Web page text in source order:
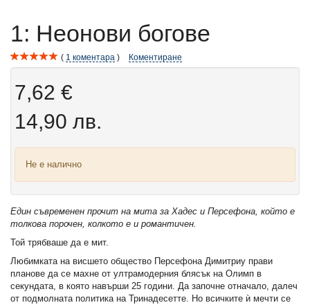
1: Неонови богове
1 коментара Коментиране
7,62 €
14,90 лв.
Не е налично
Един съвременен прочит на мита за Хадес и Персефона, който е
толкова порочен, колкото е и романтичен.
Той трябваше да е мит.
Любимката на висшето общество Персефона Димитриу прави
планове да се махне от ултрамодерния блясък на Олимп в
секундата, в която навърши 25 години. Да започне отначало, далеч
от подмолната политика на Тринадесетте. Но всичките ѝ мечти се